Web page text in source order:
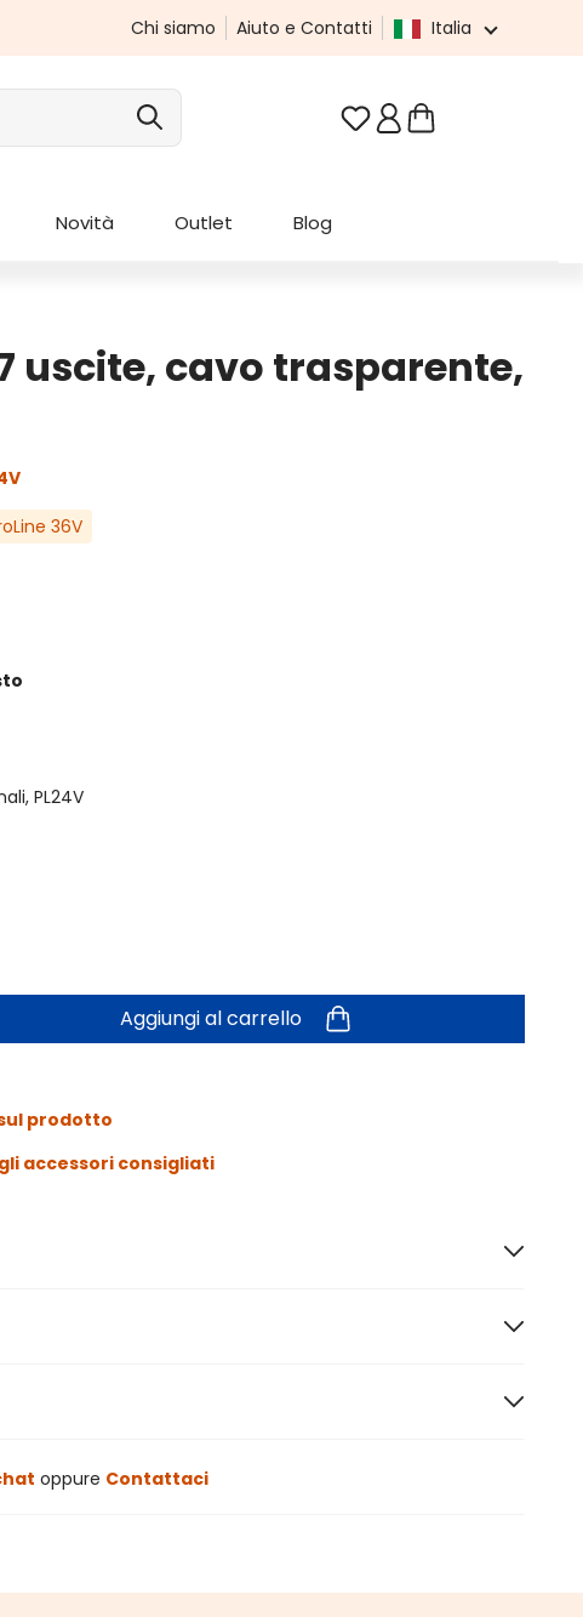
Chi siamo Aiuto e Contatti Italia
Hai 0 articoli nella
Novità Outlet Blog
uscite, cavo trasparente,
36V
PL24V
Aggiungi al carrello
prodotto
accessori consigliati
oppure Contattaci